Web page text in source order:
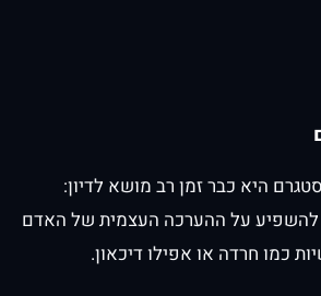
היא כבר זמן רב מושא לדיון:
על ההערכה העצמית של האדם
כמו חרדה או אפילו דיכאון.